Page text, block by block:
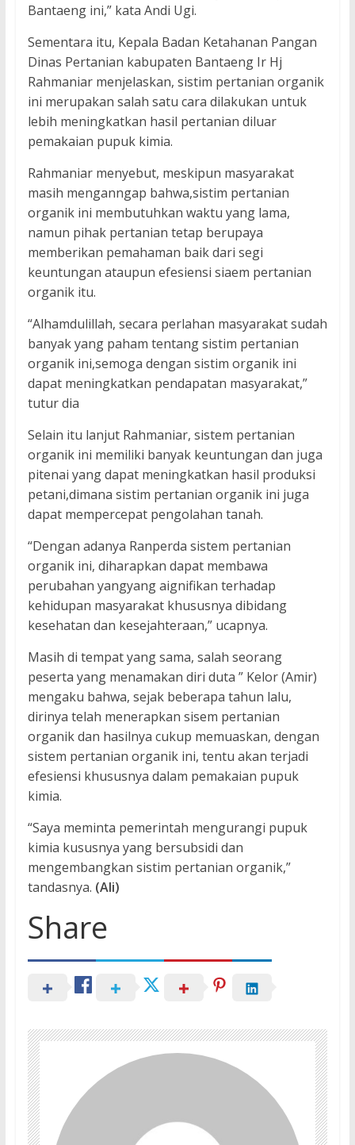
Bantaeng ini,” kata Andi Ugi.
Sementara itu, Kepala Badan Ketahanan Pangan
Dinas Pertanian kabupaten Bantaeng Ir Hj
Rahmaniar menjelaskan, sistim pertanian organik
ini merupakan salah satu cara dilakukan untuk
lebih meningkatkan hasil pertanian diluar
pemakaian pupuk kimia.
Rahmaniar menyebut, meskipun masyarakat
masih menganngap bahwa,sistim pertanian
organik ini membutuhkan waktu yang lama,
namun pihak pertanian tetap berupaya
memberikan pemahaman baik dari segi
keuntungan ataupun efesiensi siaem pertanian
organik itu.
“Alhamdulillah, secara perlahan masyarakat sudah
banyak yang paham tentang sistim pertanian
organik ini,semoga dengan sistim organik ini
dapat meningkatkan pendapatan masyarakat,”
tutur dia
Selain itu lanjut Rahmaniar, sistem pertanian
organik ini memiliki banyak keuntungan dan juga
pitenai yang dapat meningkatkan hasil produksi
petani,dimana sistim pertanian organik ini juga
dapat mempercepat pengolahan tanah.
“Dengan adanya Ranperda sistem pertanian
organik ini, diharapkan dapat membawa
perubahan yangyang aignifikan terhadap
kehidupan masyarakat khususnya dibidang
kesehatan dan kesejahteraan,” ucapnya.
Masih di tempat yang sama, salah seorang
peserta yang menamakan diri duta ” Kelor (Amir)
mengaku bahwa, sejak beberapa tahun lalu,
dirinya telah menerapkan sisem pertanian
organik dan hasilnya cukup memuaskan, dengan
sistem pertanian organik ini, tentu akan terjadi
efesiensi khususnya dalam pemakaian pupuk
kimia.
“Saya meminta pemerintah mengurangi pupuk
kimia kususnya yang bersubsidi dan
mengembangkan sistim pertanian organik,”
tandasnya. (Ali)
Share